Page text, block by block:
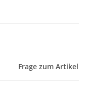
Frage zum Artikel